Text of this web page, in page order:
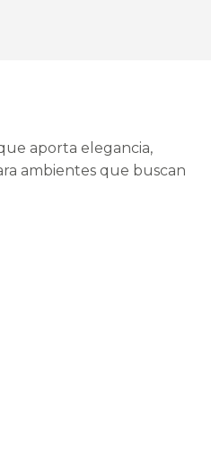
aporta elegancia,
ambientes que buscan